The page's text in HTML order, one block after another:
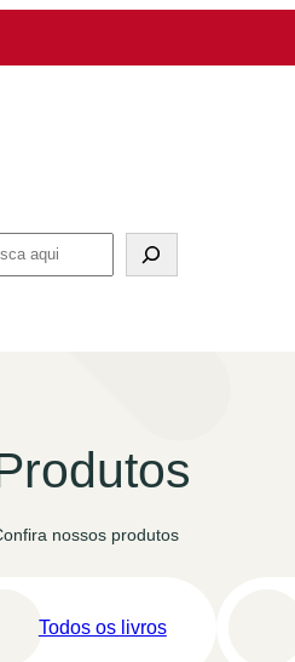
nossos produtos
Todos os livros